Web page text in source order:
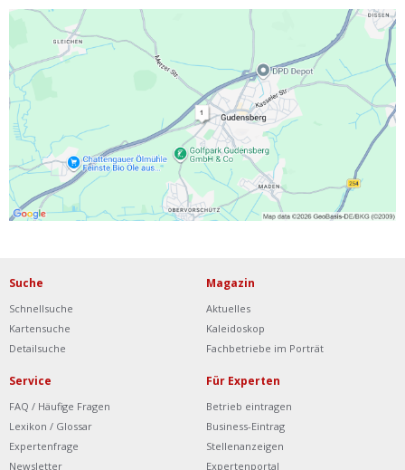
Lexikon
Ist Ihre Werkstatt schon dabei?
Kostenlos eintragen
Werkstatt Login
Suche
Schnellsuche
Kartensuche
Detailsuche
Magazin
Aktuelles
Kaleidoskop
Fachbetriebe im Porträt
Service
FAQ / Häufige Fragen
Lexikon / Glossar
Expertenfrage
Newsletter
Für Experten
Betrieb eintragen
Business-Eintrag
Stellenanzeigen
Expertenportal